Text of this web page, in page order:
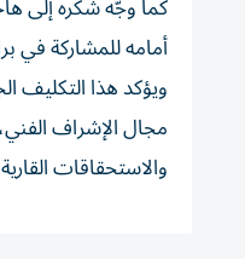
أمامه للمشاركة في
ويؤكد هذا التكليف
مجال الإشراف
والاستحقاقات